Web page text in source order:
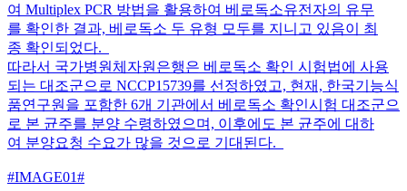
여 Multiplex PCR 방법을 활용하여 베로독소유전자의 유무
를 확인한 결과, 베로독소 두 유형 모두를 지니고 있음이 최
종 확인되었다.
따라서 국가병원체자원은행은 베로독소 확인 시험법에 사용
되는 대조군으로 NCCP15739를 선정하였고, 현재, 한국기능식
품연구원을 포함한 6개 기관에서 베로독소 확인시험 대조군으
로 본 균주를 분양 수령하였으며, 이후에도 본 균주에 대하
여 분양요청 수요가 많을 것으로 기대된다.
#IMAGE01#